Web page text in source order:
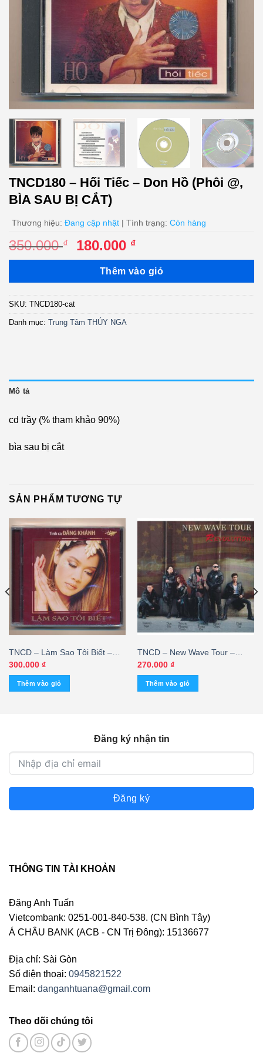
TNCD180 – Hối Tiếc – Don Hồ (Phôi @,
BÌA SAU BỊ CẮT)
Thương hiệu: Đang cập nhật | Tình trạng: Còn hàng
350.000₫
Giá
gốc
350.000 ₫.
180.000 ₫Giá
hiện
tại
là:
Thêm vào giỏ
SKU: TNCD180-cat
Danh mục: Trung Tâm THÚY NGA
Mô tả
cd trầy (% tham khảo 90%)
bìa sau bị cắt
SẢN PHẨM TƯƠNG TỰ
TNCD – Làm Sao Tôi Biết –
Đăng Khánh (Seal)
300.000 ₫
Thêm vào giỏ
TNCD – New Wave Tour –
Revolution
270.000 ₫
Thêm vào giỏ
Đăng ký nhận tin
Đăng ký
THÔNG TIN TÀI KHOẢN
Đặng Anh Tuấn
Vietcombank: 0251-001-840-538. (CN Bình Tây)
Á CHÂU BANK (ACB - CN Trị Đông): 15136677
Địa chỉ: Sài Gòn
Số điện thoại: 0945821522
Email: danganhtuana@gmail.com
Theo dõi chúng tôi